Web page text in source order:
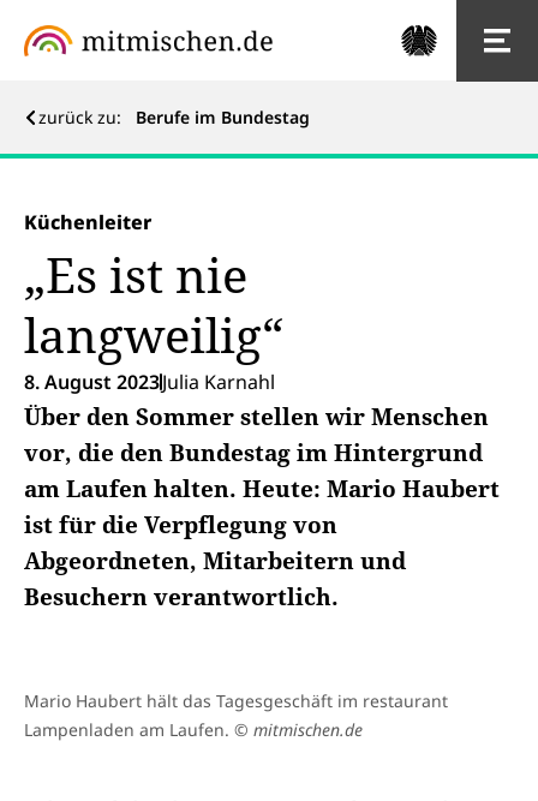
zurück zu: Berufe im Bundestag
Küchenleiter
„Es ist nie
langweilig“
8. August 2023Julia Karnahl
Über den Sommer stellen wir Menschen
vor, die den Bundestag im Hintergrund
am Laufen halten. Heute: Mario Haubert
ist für die Verpflegung von
Abgeordneten, Mitarbeitern und
Besuchern verantwortlich.
Mario Haubert hält das Tagesgeschäft im restaurant
Lampenladen am Laufen. © mitmischen.de